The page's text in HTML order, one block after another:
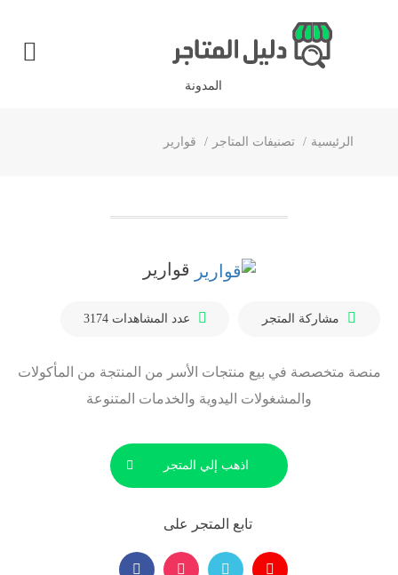
المدونة
الرئيسية تصنيفات المتاجر قوارير
قوارير
مشاركة المتجر عدد المشاهدات3174
منصة متخصصة في بيع منتجات الأسر من المنتجة من المأكولات
والمشغولات اليدوية والخدمات المتنوعة
اذهب إلي المتجر
تابع المتجر على